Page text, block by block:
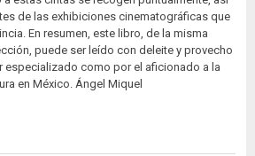
de las exhibiciones cinematográficas que
En resumen, este libro, de la misma
puede ser leído con deleite y provecho
especializado como por el aficionado a la
en México. Ángel Miquel